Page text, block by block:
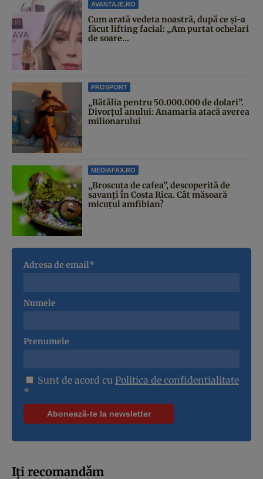
AVANTAJE.RO
Cum arată vedeta noastră, după ce și-a
făcut lifting facial: „Am purtat ochelari
de soare...
PROSPORT
„Bătălia pentru 50.000.000 de dolari”.
Divorțul anului: Anamaria atacă averea
milionarului
MEDIAFAX.RO
„Broscuța de cafea”, descoperită de
savanți în Costa Rica. Cât măsoară
micuțul amfibian?
Adresa de email*
Numele
Prenumele
Sunt de acord cu Politica de confidentialitate
*
Iți recomandăm